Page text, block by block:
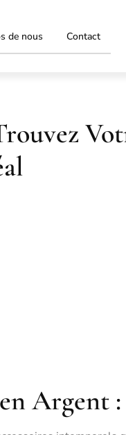
de nous Contact
Argent